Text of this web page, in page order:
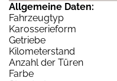
Allgemeine Daten:
Fahrzeugtyp
Karosserieform
Getriebe
Kilometerstand
Anzahl der Türen
Farbe